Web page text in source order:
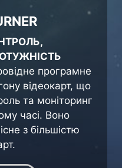
програмне
відеокарт, що
та моніторинг
часі. Воно
з більшістю